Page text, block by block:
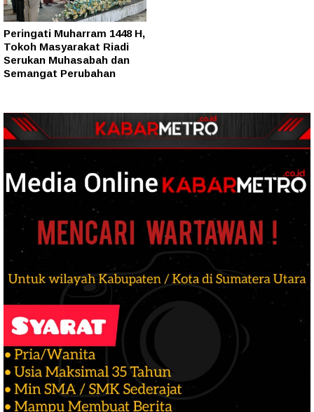
Peringati Muharram 1448 H,
Tokoh Masyarakat Riadi
Serukan Muhasabah dan
Semangat Perubahan